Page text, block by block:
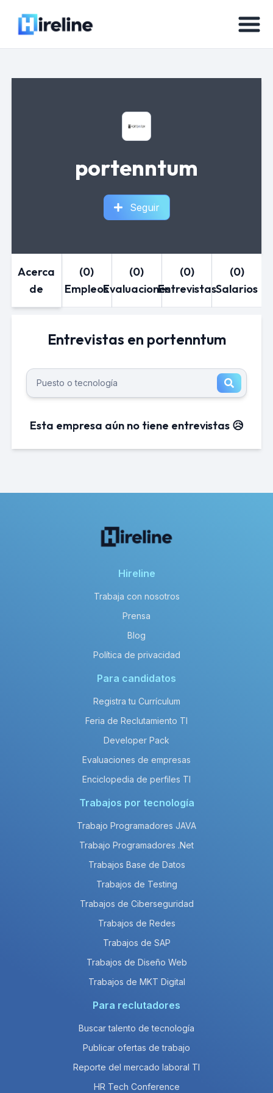
portenntum
Seguir
Acerca
de
(0)
Empleos
(0)
Evaluaciones
(0)
Entrevistas
(0)
Salarios
Entrevistas en portenntum
Esta empresa aún no tiene entrevistas 😥
Hireline
Trabaja con nosotros
Prensa
Blog
Política de privacidad
Para candidatos
Registra tu Currículum
Feria de Reclutamiento TI
Developer Pack
Evaluaciones de empresas
Enciclopedia de perfiles TI
Trabajos por tecnología
Trabajo Programadores JAVA
Trabajo Programadores .Net
Trabajos Base de Datos
Trabajos de Testing
Trabajos de Ciberseguridad
Trabajos de Redes
Trabajos de SAP
Trabajos de Diseño Web
Trabajos de MKT Digital
Para reclutadores
Buscar talento de tecnología
Publicar ofertas de trabajo
Reporte del mercado laboral TI
HR Tech Conference